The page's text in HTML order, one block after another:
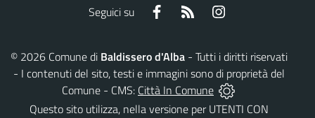
Seguici su Facebook RSS
© 2026 Comune di Baldissero d'Alba - Tutti i diritti riservati
- I contenuti del sito, testi e immagini sono di proprietà del
Comune - CMS: Città In Comune
Questo sito utilizza, nella versione per UTENTI CON